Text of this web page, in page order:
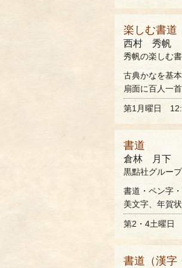
楽しむ書道
西村 秀帆
秀帆の楽しむ
古典かなを基
扇面に百人一
第1月曜日
書道
倉林 月下
黒點社グルー
書道・ペン字
美文字、年賀
第2・4土曜日
書道（漢字